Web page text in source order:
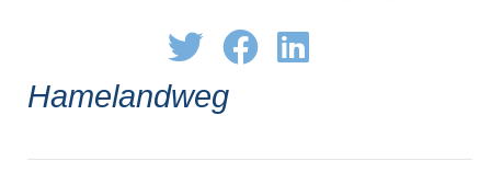
Hamelandweg